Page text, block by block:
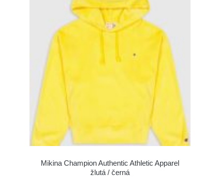
Mikina Champion Authentic Athletic Apparel
žlutá / černá